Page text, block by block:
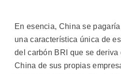
En esencia, China se
una característica única de
del carbón BRI que se
China de sus propias